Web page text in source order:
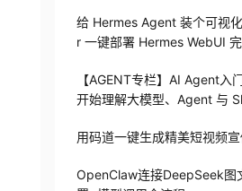
给 Hermes Agent 装个可视
r 一键部署 Hermes WebUI
【AGENT专栏】AI Agent入
开始理解大模型、Agent 与
用码道一键生成精美短视频
OpenClaw连接DeepSeek图